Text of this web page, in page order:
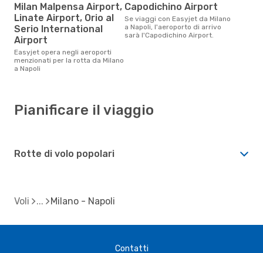
Milan Malpensa Airport,
Linate Airport, Orio al
Serio International
Airport
Easyjet opera negli aeroporti
menzionati per la rotta da Milano
a Napoli
Capodichino Airport
Se viaggi con Easyjet da Milano
a Napoli, l'aeroporto di arrivo
sarà l'Capodichino Airport.
Pianificare il viaggio
Rotte di volo popolari
Voli Milano - Napoli
Contatti